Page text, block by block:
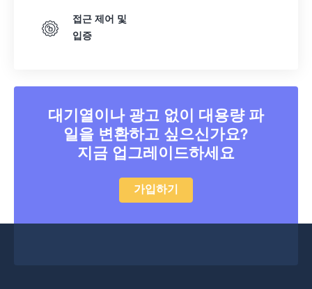
접근 제어 및
입증
대기열이나 광고 없이 대용량 파
일을 변환하고 싶으신가요?
지금 업그레이드하세요
가입하기